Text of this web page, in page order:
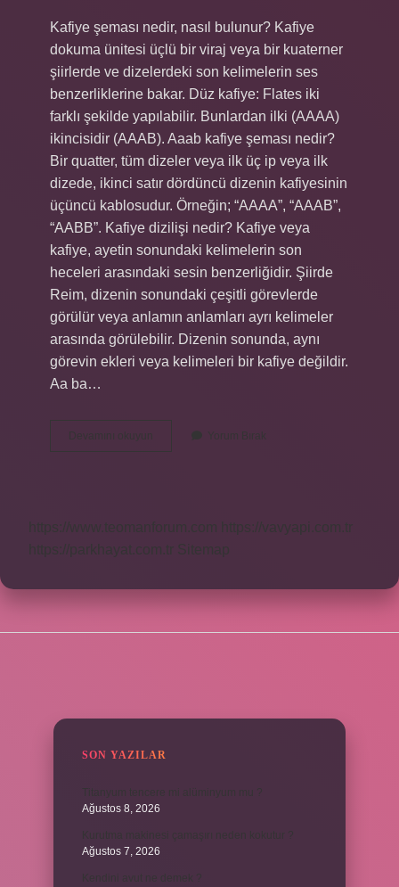
Kafiye şeması nedir, nasıl bulunur? Kafiye
dokuma ünitesi üçlü bir viraj veya bir kuaterner
şiirlerde ve dizelerdeki son kelimelerin ses
benzerliklerine bakar. Düz kafiye: Flates iki
farklı şekilde yapılabilir. Bunlardan ilki (AAAA)
ikincisidir (AAAB). Aaab kafiye şeması nedir?
Bir quatter, tüm dizeler veya ilk üç ip veya ilk
dizede, ikinci satır dördüncü dizenin kafiyesinin
üçüncü kablosudur. Örneğin; “AAAA”, “AAAB”,
“AABB”. Kafiye dizilişi nedir? Kafiye veya
kafiye, ayetin sonundaki kelimelerin son
heceleri arasındaki sesin benzerliğidir. Şiirde
Reim, dizenin sonundaki çeşitli görevlerde
görülür veya anlamın anlamları ayrı kelimeler
arasında görülebilir. Dizenin sonunda, aynı
görevin ekleri veya kelimeleri bir kafiye değildir.
Aa ba…
Devamını okuyun
Şeması
Yorum Bırak
https://www.teomanforum.com
https://vavyapi.com.tr
https://parkhayat.com.tr
Sitemap
SON YAZILAR
Ağustos 8, 2026
Ağustos 7, 2026